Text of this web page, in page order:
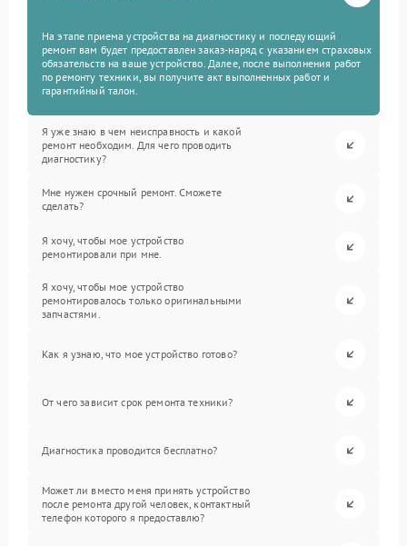
На этапе приема устройства на диагностику и последующий
ремонт вам будет предоставлен заказ-наряд с указанием страховых
обязательств на ваше устройство. Далее, после выполнения работ
по ремонту техники, вы получите акт выполненных работ и
гарантийный талон.
Я уже знаю в чем неисправность и какой
ремонт необходим. Для чего проводить
диагностику?
Мне нужен срочный ремонт. Сможете
сделать?
Я хочу, чтобы мое устройство
ремонтировали при мне.
Я хочу, чтобы мое устройство
ремонтировалось только оригинальными
запчастями.
Как я узнаю, что мое устройство готово?
От чего зависит срок ремонта техники?
Диагностика проводится бесплатно?
Может ли вместо меня принять устройство
после ремонта другой человек, контактный
телефон которого я предоставлю?